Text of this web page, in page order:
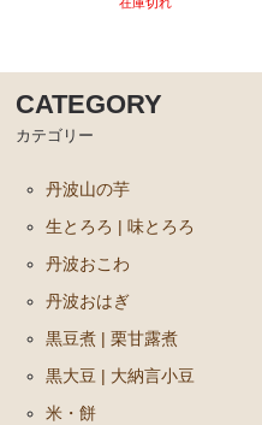
CATEGORY
カテゴリー
丹波山の芋
生とろろ | 味とろろ
丹波おこわ
丹波おはぎ
黒豆煮 | 栗甘露煮
黒大豆 | 大納言小豆
米・餅